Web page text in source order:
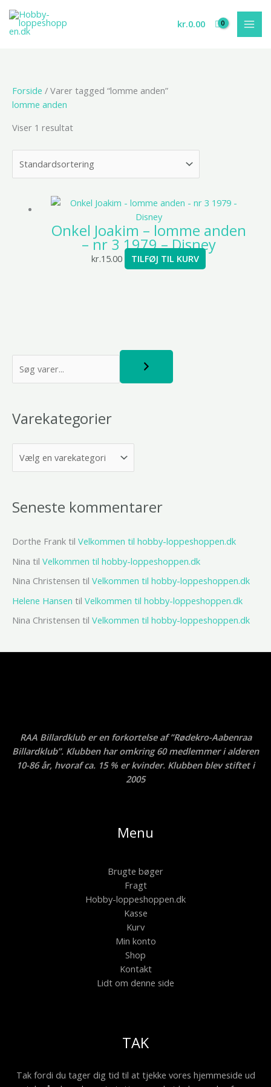
indholdet
kr.0.00
S
Varekategorier
Seneste kommentarer
Dorthe Frank til Velkommen til hobby-loppeshoppen.dk
Nina til Velkommen til hobby-loppeshoppen.dk
Nina Christensen til Velkommen til hobby-loppeshoppen.dk
Helene Hansen til Velkommen til hobby-loppeshoppen.dk
Nina Christensen til Velkommen til hobby-loppeshoppen.dk
Forside / Varer tagged “lomme anden”
lomme anden
Viser 1 resultat
Onkel Joakim – lomme anden
– nr 3 1979 – Disney
kr.15.00 TILFØJ TIL KURV
RAA Billardklub er en forkortelse af ”Rødekro-Aabenraa
Billardklub”. Klubben har omkring 60 medlemmer i alderen
10-86 år, hvoraf ca. 15 % er kvinder. Klubben blev stiftet i
2005
Menu
Brugte bøger
Fragt
Hobby-loppeshoppen.dk
Kasse
Kurv
Min konto
Shop
Kontakt
Lidt om denne side
TAK
Tak fordi du tager dig tid til at tjekke vores hjemmeside ud